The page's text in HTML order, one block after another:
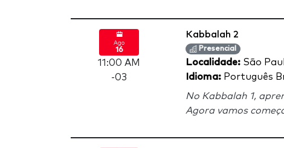
Ago
16
11:00 AM
-03
Kabbalah 2
Presencial
Localidade: São
Idioma: Português
No Kabbalah 1,
Agora vamos